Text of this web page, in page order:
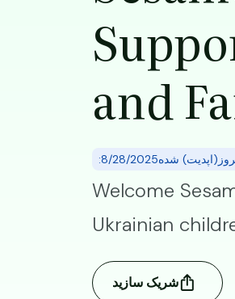
and
شده8/28/2025
Welcome
Ukrainian
شریک سازید